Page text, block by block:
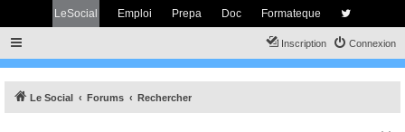
LeSocial Emploi Prepa Doc Formateque
Connexion
Inscription
Le Social Forums Rechercher